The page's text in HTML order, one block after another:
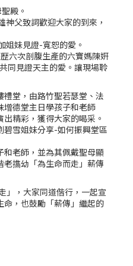
殿。
神父致詞歡迎大家的到來，
姐妹見證-寬恕的愛。
六次剖腹生產的六寶媽陳姸
同見證天主的愛。讓現場聆
堂，由路竹聖若瑟堂、法
增德堂主日學孩子和老師
精彩，獲得大家的喝采。
碧雪姐妹分享-如何振興堂區
和老師，並為其佩戴聖母顯
㩦幼「為生命而走」薪傳
」，大家同道偕行，一起宣
命，也鼓勵「薪傳」繼起的